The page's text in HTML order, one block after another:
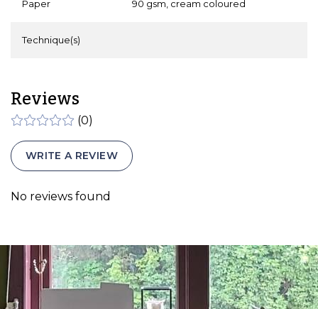
Paper 90 gsm, cream coloured
Technique(s)
Reviews
(0)
WRITE A REVIEW
No reviews found